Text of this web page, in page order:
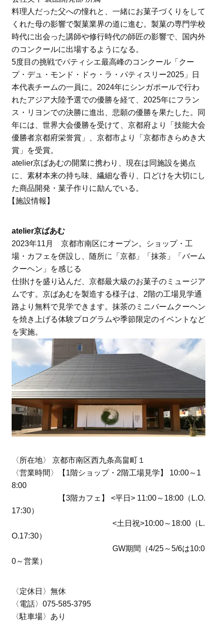
料理人だった父への憧れと、一緒にお菓子づくりをして
くれた母の影響で製菓業界の道に進む。製菓の専門学校
時代に出会った講師や修行時代の師匠の影響で、国内外
のコンクールに出場するようになる。
5度目の挑戦でパティシエ最高峰のコンクール「クー
プ・デュ・モンド・ドゥ・ラ・パティスリー2025」日
本代表チームの一員に。2024年にシンガポールで行わ
れたアジア大陸予選での優勝を経て、2025年にフラン
ス・リヨンでの決勝に進出、悲願の優勝を果たした。同
年には、世界大会優勝を受けて、京都府より「技能大会
優勝者京都府栄誉賞」、京都市より「京都市きらめき大
賞」を受賞。
atelier京ばあむの開業に携わり、現在は同施設を拠点
に、素材本来の持ち味、繊細な香り、口どけを大切にし
た商品開発・菓子作りに励んでいる。
【施設情報】
atelier京ばあむ
2023年11月 京都市南区にオープン。ショップ・工
場・カフェを併設し、随所に「京都」「抹茶」「バーム
クーヘン」を感じる
仕掛けを盛り込んだ、京都最大級のお菓子のミュージア
ムです。京ばあむを製造する様子は、2階の工場見学通
路より無料で見学できます。抹茶のミニバームクーヘン
を焼き上げる体験プログラムや季節限定のイベントなど
を実施。
〈所在地〉 京都市南区西九条高畠町１
〈営業時間〉【1階ショップ・2階工場見学】 10:00～1
8:00
【3階カフェ】 <平日> 11:00～18:00（L.O.
17:30）
<土日祝>10:00～18:00（L.
O.17:30）
GW期間（4/25～5/6は10:0
0～営業）
〈定休日〉無休
〈電話〉075-585-3795
〈駐車場〉あり